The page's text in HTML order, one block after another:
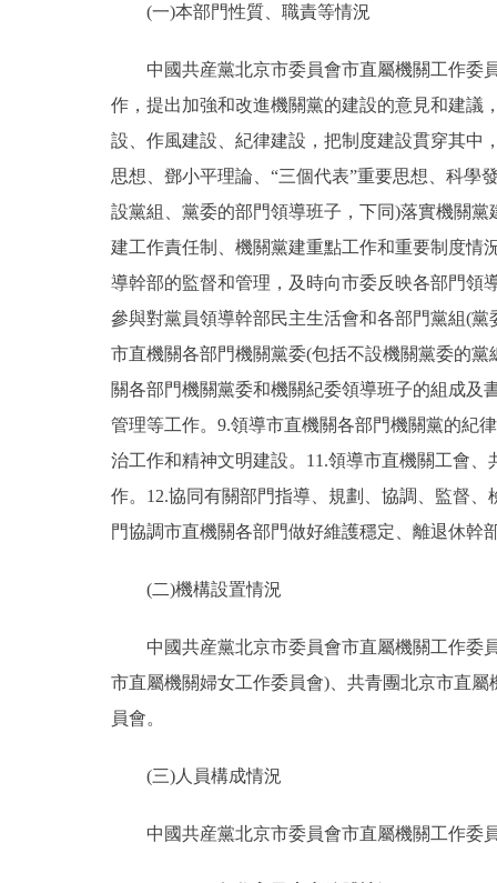
(一)本部門性質、職責等情況
中國共産黨北京市委員會市直屬機關工作委員
作，提出加強和改進機關黨的建設的意見和建議
設、作風建設、紀律建設，把制度建設貫穿其中
思想、鄧小平理論、“三個代表”重要思想、科學
設黨組、黨委的部門領導班子，下同)落實機關
建工作責任制、機關黨建重點工作和重要制度情
導幹部的監督和管理，及時向市委反映各部門領
參與對黨員領導幹部民主生活會和各部門黨組(
市直機關各部門機關黨委(包括不設機關黨委的
關各部門機關黨委和機關紀委領導班子的組成及
管理等工作。9.領導市直機關各部門機關黨的紀
治工作和精神文明建設。11.領導市直機關工會
作。12.協同有關部門指導、規劃、協調、監督
門協調市直機關各部門做好維護穩定、離退休幹
(二)機構設置情況
中國共産黨北京市委員會市直屬機關工作委員
市直屬機關婦女工作委員會)、共青團北京市直
員會。
(三)人員構成情況
中國共産黨北京市委員會市直屬機關工作委員